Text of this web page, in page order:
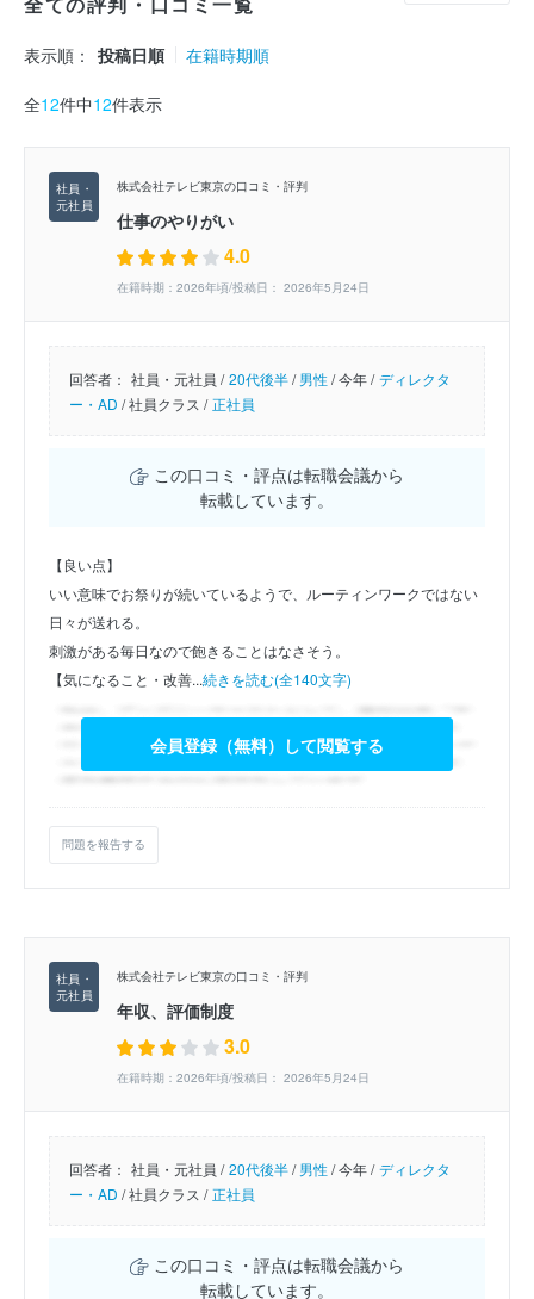
表示順： 投稿日順 在籍時期順
全12件中12件表示
株式会社テレビ東京の口コミ・評判
仕事のやりがい
4.0
在籍時期：2026年頃/投稿日： 2026年5月24日
回答者： 社員・元社員 / 20代後半/男性/今年 / ディレクタ
ー・AD /社員クラス / 正社員
この口コミ・評点は転職会議から
転載しています。
【良い点】
いい意味でお祭りが続いているようで、ルーティンワークではない
日々が送れる。
刺激がある毎日なので飽きることはなさそう。
【気になること・改善...続きを読む(全140文字)
会員登録（無料）して閲覧する
問題を報告する
株式会社テレビ東京の口コミ・評判
年収、評価制度
3.0
在籍時期：2026年頃/投稿日： 2026年5月24日
回答者： 社員・元社員 / 20代後半/男性/今年 / ディレクタ
ー・AD /社員クラス / 正社員
この口コミ・評点は転職会議から
転載しています。